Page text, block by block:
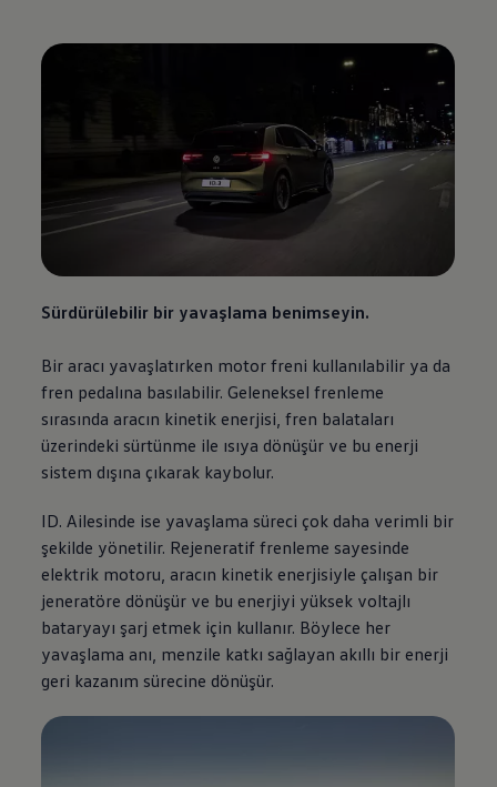
Sürdürülebilir bir yavaşlama benimseyin.
Bir aracı yavaşlatırken motor freni kullanılabilir ya da
fren pedalına basılabilir. Geleneksel frenleme
sırasında aracın kinetik enerjisi, fren balataları
üzerindeki sürtünme ile ısıya dönüşür ve bu enerji
sistem dışına çıkarak kaybolur.
ID. Ailesinde ise yavaşlama süreci çok daha verimli bir
şekilde yönetilir. Rejeneratif frenleme sayesinde
elektrik motoru, aracın kinetik enerjisiyle çalışan bir
jeneratöre dönüşür ve bu enerjiyi yüksek voltajlı
bataryayı şarj etmek için kullanır. Böylece her
yavaşlama anı, menzile katkı sağlayan akıllı bir enerji
geri kazanım sürecine dönüşür.